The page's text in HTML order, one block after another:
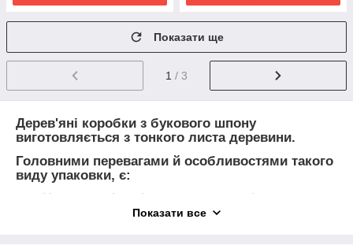
Показати ще
1 / 3
Дерев'яні коробки з букового шпону
виготовляється з тонкого листа деревини.
Головними перевагами й особливостями такого
виду упаковки, є:
Натуральність і естетика
, дерев'яна
коробочка привертає увагу до подарунка,
Показати все